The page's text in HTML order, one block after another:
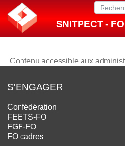
SNITPECT - FO
Contenu accessible aux
S'ENGAGER
Confédération
FEETS-FO
FGF-FO
FO cadres